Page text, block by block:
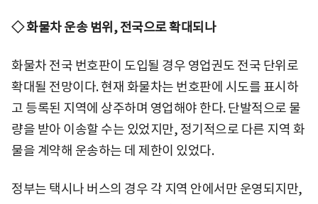
◇ 화물차 운송 범위, 전국으로 확대되나
화물차 전국 번호판이 도입될 경우 영업권도 전국 단위로
확대될 전망이다. 현재 화물차는 번호판에 시도를 표시하
고 등록된 지역에 상주하며 영업해야 한다. 단발적으로 물
량을 받아 이송할 수는 있었지만, 정기적으로 다른 지역 화
물을 계약해 운송하는 데 제한이 있었다.
정부는 택시나 버스의 경우 각 지역 안에서만 운영되지만,